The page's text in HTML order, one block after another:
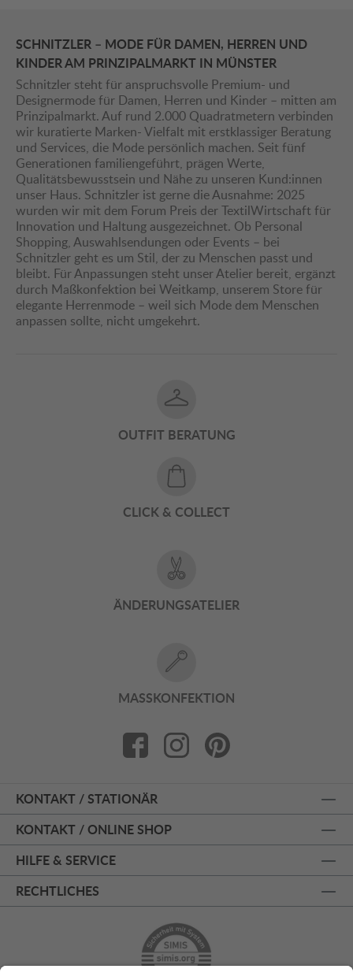
SCHNITZLER – MODE FÜR DAMEN, HERREN UND
KINDER AM PRINZIPALMARKT IN MÜNSTER
Schnitzler steht für anspruchsvolle Premium- und
Designermode für Damen, Herren und Kinder – mitten am
Prinzipalmarkt. Auf rund 2.000 Quadratmetern verbinden
wir kuratierte Marken- Vielfalt mit erstklassiger Beratung
und Services, die Mode persönlich machen. Seit fünf
Generationen familiengeführt, prägen Werte,
Qualitätsbewusstsein und Nähe zu unseren Kund:innen
unser Haus. Schnitzler ist gerne die Ausnahme: 2025
wurden wir mit dem Forum Preis der TextilWirtschaft für
Innovation und Haltung ausgezeichnet. Ob Personal
Shopping, Auswahlsendungen oder Events – bei
Schnitzler geht es um Stil, der zu Menschen passt und
bleibt. Für Anpassungen steht unser Atelier bereit, ergänzt
durch Maßkonfektion bei Weitkamp, unserem Store für
elegante Herrenmode – weil sich Mode dem Menschen
anpassen sollte, nicht umgekehrt.
OUTFIT BERATUNG
CLICK & COLLECT
ÄNDERUNGSATELIER
MASSKONFEKTION
KONTAKT / STATIONÄR
KONTAKT / ONLINE SHOP
HILFE & SERVICE
RECHTLICHES